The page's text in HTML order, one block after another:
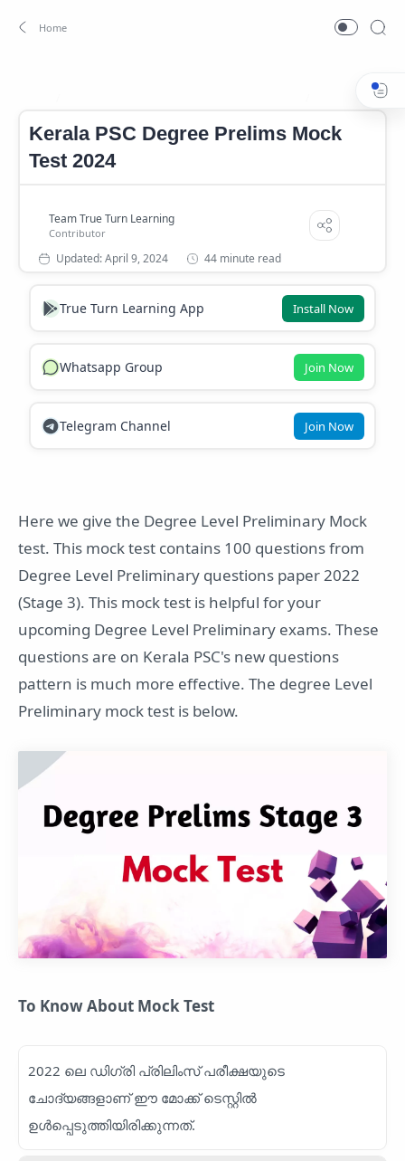
Degree Prelims
Kerala PSC Degree Prelims Mock
Test 2024
44 minute read
True Turn Learning App Install Now
Whatsapp Group Join Now
Telegram Channel Join Now
Here we give the Degree Level Preliminary Mock
test. This mock test contains 100 questions from
Degree Level Preliminary questions paper 2022
(Stage 3). This mock test is helpful for your
upcoming Degree Level Preliminary exams. These
questions are on Kerala PSC's new questions
pattern is much more effective. The degree Level
Preliminary mock test is below.
To Know About Mock Test
2022 ലെ ഡിഗ്രി പ്രിലിംസ്‌ പരീക്ഷയുടെ
ചോദ്യങ്ങളാണ് ഈ മോക്ക് ടെസ്റ്റിൽ
ഉൾപ്പെടുത്തിയിരിക്കുന്നത്.